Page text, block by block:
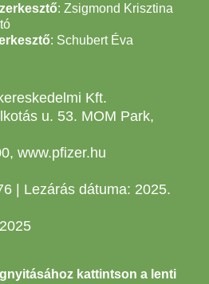
: Zsigmond Krisztina
: Schubert Éva
Kft.
u. 53. MOM Park,
, www.pfizer.hu
| Lezárás dátuma: 2025.
kattintson a lenti